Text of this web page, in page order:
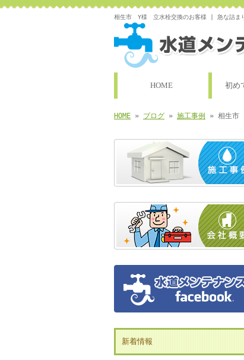
相生市 Y様 立水栓交換のお客様 | 急な詰まり
HOME 初め
HOME » ブログ » 施工事例 » 相生市
新着情報